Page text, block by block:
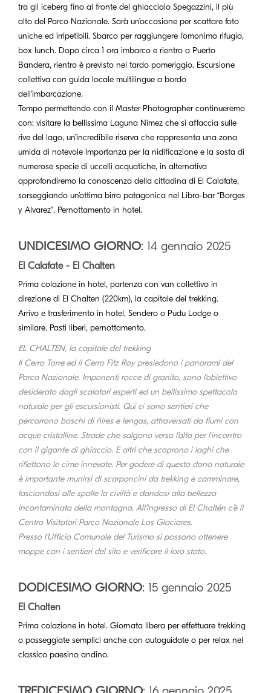
tra gli iceberg fino al fronte del ghiacciaio Spegazzini, il più
alto del Parco Nazionale. Sarà un’occasione per scattare foto
uniche ed irripetibili. Sbarco per raggiungere l’omonimo rifugio,
box lunch. Dopo circa 1 ora imbarco e rientro a Puerto
Bandera, rientro è previsto nel tardo pomeriggio. Escursione
collettiva con guida locale multilingue a bordo
dell’imbarcazione.
Tempo permettendo con il Master Photographer continueremo
con: visitare la bellissima Laguna Nimez che si affaccia sulle
rive del lago, un’incredibile riserva che rappresenta una zona
umida di notevole importanza per la nidificazione e la sosta di
numerose specie di uccelli acquatiche, in alternativa
approfondiremo la conoscenza della cittadina di El Calafate,
sorseggiando un’ottima birra patagonica nel Libro-bar “Borges
y Alvarez”. Pernottamento in hotel.
UNDICESIMO GIORNO: 14 gennaio 2025
El Calafate - El Chalten
Prima colazione in hotel, partenza con van collettivo in
direzione di El Chalten (220km), la capitale del trekking.
Arrivo e trasferimento in hotel, Sendero o Pudu Lodge o
similare. Pasti liberi, pernottamento.
EL CHALTEN, la capitale del trekking
Il Cerro Torre ed il Cerro Fitz Roy presiedono i panorami del
Parco Nazionale. Imponenti rocce di granito, sono l'obiettivo
desiderato dagli scalatori esperti ed un bellissimo spettacolo
naturale per gli escursionisti. Qui ci sono sentieri che
percorrono boschi di ñires e lengas, attraversati da fiumi con
acque cristalline. Strade che salgono verso l'alto per l'incontro
con il gigante di ghiaccio. E altri che scoprono i laghi che
riflettono le cime innevate. Per godere di questo dono naturale
è importante munirsi di scarponcini da trekking e camminare,
lasciandosi alle spalle la civiltà e dandosi alla bellezza
incontaminata della montagna. All'ingresso di El Chaltén c’è il
Centro Visitatori Parco Nazionale Los Glaciares.
Presso l'Ufficio Comunale del Turismo si possono ottenere
mappe con i sentieri del sito e verificare il loro stato.
DODICESIMO GIORNO: 15 gennaio 2025
El Chalten
Prima colazione in hotel. Giornata libera per effettuare trekking
o passeggiate semplici anche con autoguidate o per relax nel
classico paesino andino.